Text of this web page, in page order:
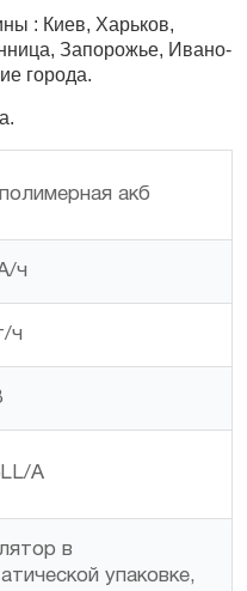
: Киев, Харьков,
Запорожье, Ивано-
города.
акб
ч
ч
A
в
упаковке,